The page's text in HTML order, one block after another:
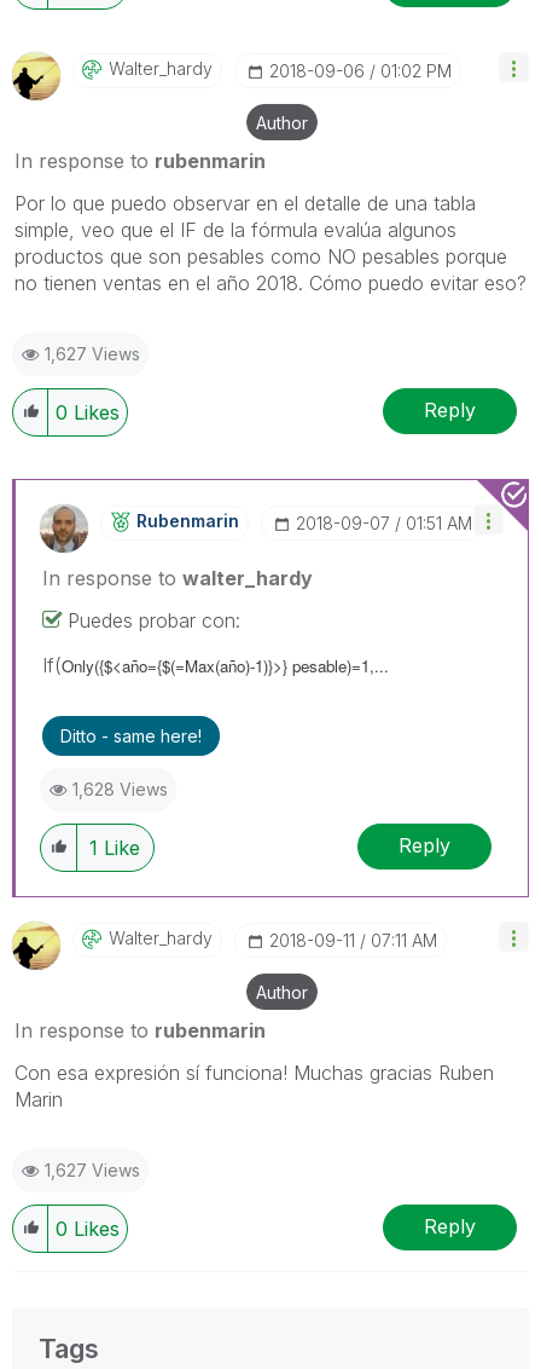
Walter_hardy ‎2018-09-06 01:02 PM
Author
In response to rubenmarin
Por lo que puedo observar en el detalle de una tabla
simple, veo que el IF de la fórmula evalúa algunos
productos que son pesables como NO pesables porque
no tienen ventas en el año 2018. Cómo puedo evitar eso?
1,627 Views
0 Likes Reply
Rubenmarin ‎2018-09-07 01:51 AM
In response to walter_hardy
Puedes probar con:
If(Only({$<año={$(=Max(año)-1)}>} pesable)=1,...
Ditto - same here!
1,628 Views
1 Like Reply
Walter_hardy ‎2018-09-11 07:11 AM
Author
In response to rubenmarin
Con esa expresión sí funciona! Muchas gracias Ruben
Marin
1,627 Views
0 Likes Reply
Tags